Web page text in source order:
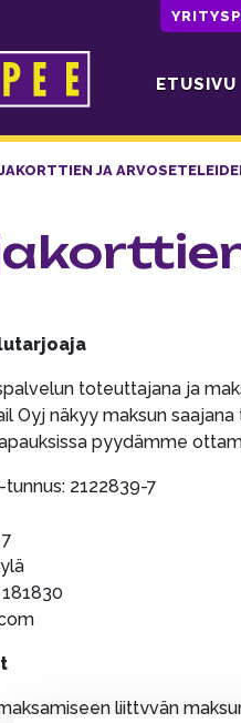
ETUSIVU
JA
toteuttajana ja
Oyj näkyy maksun
pyydämme
2122839-7
liittyvän